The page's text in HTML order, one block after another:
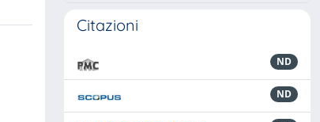
Citazioni
ND
ND